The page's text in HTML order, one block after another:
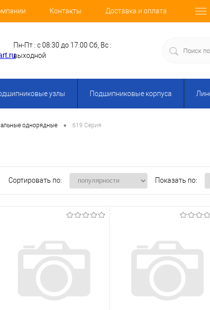
Контакты Доставка и оплата
Пн-Пт : с 08:30 до 17:00 Сб, Вс :
выходной
узлы Подшипниковые корпуса
однорядные • 619 Серия
Сортировать по: Показать по: